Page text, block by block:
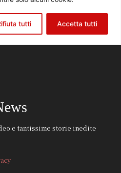
e tantissime storie inedite